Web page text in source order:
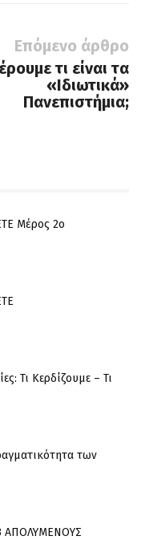
Επόμενο άρθρο
τι είναι τα
«Ιδιωτικά»
Πανεπιστήμια;
Μέρος 2ο
Τι Κερδίζουμε – Τι
των
ΑΠΟΛΥΜΕΝΟΥΣ